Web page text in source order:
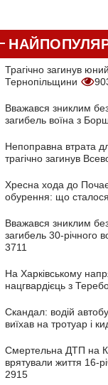
Трагічно загинув
Тернопільщини
Вважався зниклим
загибель воїна з
Непоправна втрата
трагічно загинув
Хресна хода до
обурення: що сталося
Вважався зниклим
загибель 30-річного
3711
На Харківському
нацгвардієць з
Скандал: водій
виїхав на тротуар і
Смертельна ДТП на
врятували життя 16-
2915